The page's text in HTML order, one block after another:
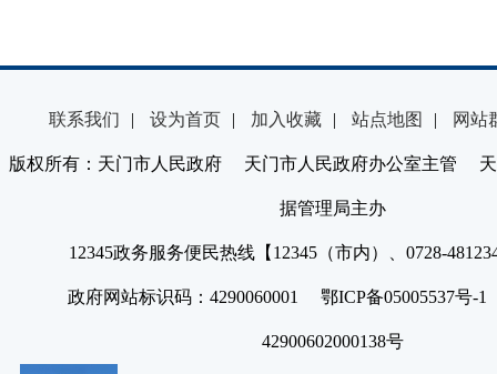
联系我们 | 设为首页 | 加入收藏 | 站点地图 | 网站
版权所有：天门市人民政府 天门市人民政府办公室主管 天
据管理局主办
12345政务服务便民热线【12345（市内）、0728-
政府网站标识码：4290060001 鄂ICP备05005537号
42900602000138号